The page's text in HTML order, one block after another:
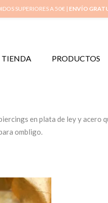
TIENDA PRODUCTOS
en plata de ley y acero
ombligo.
SUPERIORES A 50€ | ENVÍO